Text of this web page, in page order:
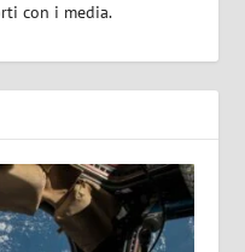
con i media.